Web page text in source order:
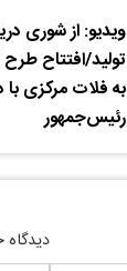
ویدیو: از شوری
تولید/افتتاح طرح
به فلات مرکزی با
رئیس‌جمهور
دیدگاه